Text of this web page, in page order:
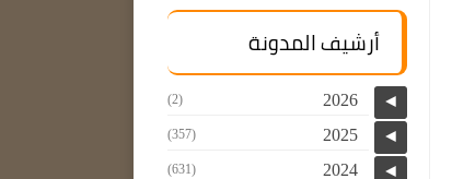
أرشيف المدونة
◄
2026
(2)
◄
2025
(357)
◄
2024
(631)